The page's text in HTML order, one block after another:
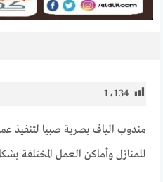
1٬134
مندوب الياف بصرية صبيا لتنفيذ
للمنازل وأماكن العمل المختلفة